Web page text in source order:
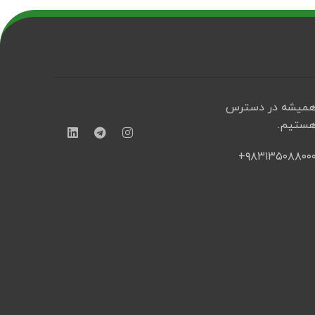
در دسترس
۹۸۳۱۳۵۰۸۸۰۰۰+